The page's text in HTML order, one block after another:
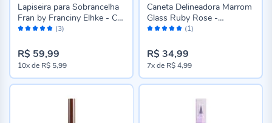
Avaliação: (3)
Lapiseira para Sobrancelha
Fran by Franciny Elhke - Cor
02
R$ 59,99
10xde R$ 5,99
Avaliação: (1)
Caneta Delineadora Marrom
Glass Ruby Rose -
Caramelo
R$ 34,99
7xde R$ 4,99